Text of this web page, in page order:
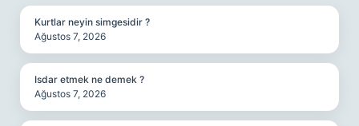
Kurtlar neyin simgesidir ?
Ağustos 7, 2026
Isdar etmek ne demek ?
Ağustos 7, 2026